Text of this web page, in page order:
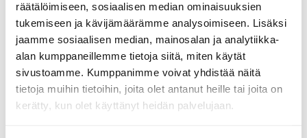
räätälöimiseen, sosiaalisen median ominaisuuksien
tukemiseen ja kävijämäärämme analysoimiseen. Lisäksi
jaamme sosiaalisen median, mainosalan ja analytiikka-
alan kumppaneillemme tietoja siitä, miten käytät
sivustoamme. Kumppanimme voivat yhdistää näitä
tietoja muihin tietoihin, joita olet antanut heille tai joita on
kerätty, kun olet käyttänyt heidän palvelujaan.
23.7.2026
Tuomariraportti Swedish A-Judo/VI
Open 2026, 14.-17.5.2026,